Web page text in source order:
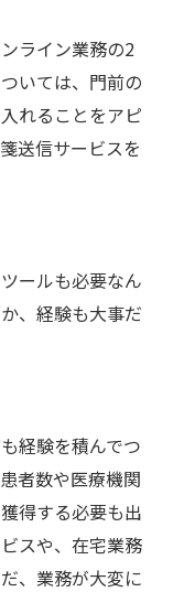
ライン業務の2
いては、門前の
れることをアピ
送信サービスを
ールも必要なん
、経験も大事だ
経験を積んでつ
者数や医療機関
得する必要も出
スや、在宅業務
、業務が大変に